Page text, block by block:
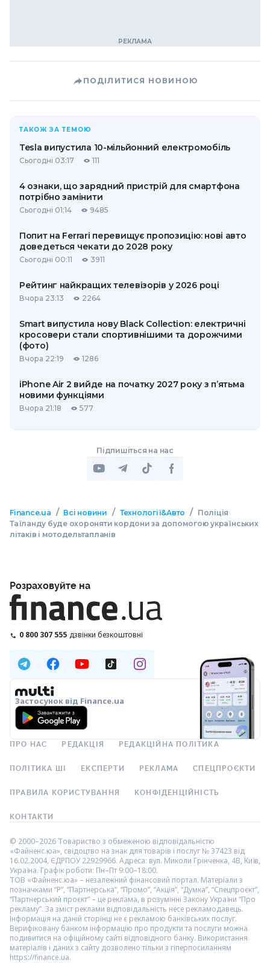
ПОДІЛИТИСЯ НОВИНОЮ
ТАКОЖ ЗА ТЕМОЮ
Tesla випустила 10-мільйонний електромобіль
Сьогодні 03:17 111
4 ознаки, що зарядний пристрій для смартфона
потрібно замінити
Сьогодні 01:14 9485
Попит на Ferrari перевищує пропозицію: нові авто
доведеться чекати до 2028 року
Сьогодні 00:11 3911
Рейтинг найкращих телевізорів у 2026 році
Вчора 23:13 2264
Smart випустила нову Black Collection: електричні
кросовери стали спортивнішими та дорожчими
(фото)
Вчора 22:19 1286
iPhone Air 2 вийде на початку 2027 року з п’ятьма
новими функціями
Вчора 21:18 577
Підпишіться на нас
Finance.ua / Всі новини / Технології&Авто /
Поліція
Таїланду буде охороняти кордони за допомогою українських
літаків і мотодельтапланів
Розраховуйте на
0 800 307 555 дзвінки безкоштовні
Застосунок від Finance.ua
ПРО НАС РЕДАКЦІЯ РЕДАКЦІЙНА ПОЛІТИКА
ПОЛІТИКА ШІ ЕКСПЕРТИ РЕКЛАМА СПЕЦПРОЄКТИ
ПРАВИЛА КОРИСТУВАННЯ КОНФІДЕНЦІЙНІСТЬ
КОНТАКТИ
© 2000–2026 Товариство з обмеженою відповідальністю
«Файненс.юа», свідоцтво на знак для товарів і послуг № 37423 від
16.02.2004, ЄДРПОУ 22929966. Адреса: вул. Миколи Грінченка, 4В, Київ,
Україна. Графік роботи: Пн–Пт 9:00–18:00.
ТОВ «Файненс.юа» – незалежний фінансовий портал. Матеріали з
позначками “Р”, “Партнерська”, “Промо”, “Акція”, “Думка”, “Спецпроєкт”,
“Партнерський проєкт” – це реклама, в розумінні Закону України “Про
рекламу”. За зміст реклами відповідальність несе рекламодавець.
Інформація на даній сторінці не є рекламою банківських послуг.
Верифіковану банком інформацію про продукти та послуги можна
подивитися на офіційному сайті відповідного банку. Використання
матеріалів і даних з сайту дозволено тільки з гіперпосиланням
https://finance.ua.